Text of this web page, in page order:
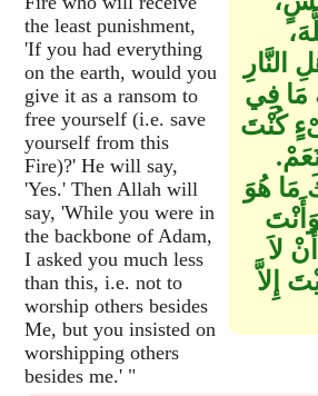
the least punishment,
'If you had everything
on the earth, would you
give it as a ransom to
free yourself (i.e. save
yourself from this
Fire)?' He will say,
'Yes.' Then Allah will
say, 'While you were in
the backbone of Adam,
I asked you much less
than this, i.e. not to
worship others besides
Me, but you insisted on
worshipping others
besides me.' "
النَّارِ
مَا فِي
كُنْتَ
مَا هُوَ
لاَ
إِلاَّ